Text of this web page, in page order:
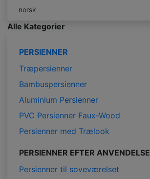
norsk
Alle Kategorier
PERSIENNER
Træpersienner
Bambuspersienner
Aluminium Persienner
PVC Persienner Faux-Wood
Persienner med Trælook
PERSIENNER EFTER ANVENDELSE
Persienner til soveværelset